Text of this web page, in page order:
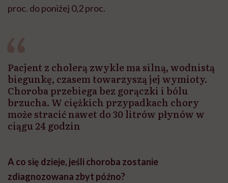
proc. do poniżej 0,2 proc.
Pacjent z cholerą zwykle ma silną, wodnistą
biegunkę, czasem towarzyszą jej wymioty.
Choroba przebiega bez gorączki i bólu
brzucha. W ciężkich przypadkach chory
może stracić nawet do 30 litrów płynów w
ciągu 24 godzin
A co się dzieje, jeśli choroba zostanie
zdiagnozowana zbyt późno?